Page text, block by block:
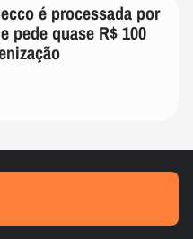
é processada por
pede quase R$ 100